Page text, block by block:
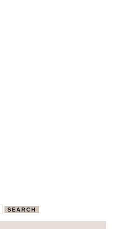
SEARCH